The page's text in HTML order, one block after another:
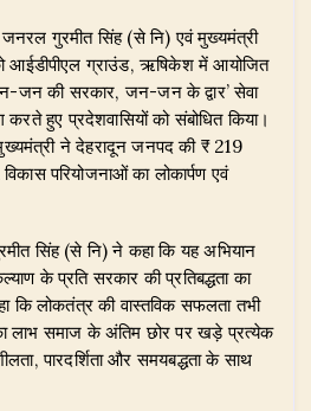
गुरमीत सिंह (से नि) एवं मुख्यमंत्री
आईडीपीएल ग्राउंड, ऋषिकेश में आयोजित
जन की सरकार, जन-जन के द्वार’ सेवा
करते हुए प्रदेशवासियों को संबोधित किया।
ने देहरादून जनपद की ₹ 219
परियोजनाओं का लोकार्पण एवं
सिंह (से नि) ने कहा कि यह अभियान
के प्रति सरकार की प्रतिबद्धता का
कि लोकतंत्र की वास्तविक सफलता तभी
लाभ समाज के अंतिम छोर पर खड़े प्रत्येक
पारदर्शिता और समयबद्धता के साथ